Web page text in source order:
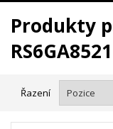
Produkty
Řazení